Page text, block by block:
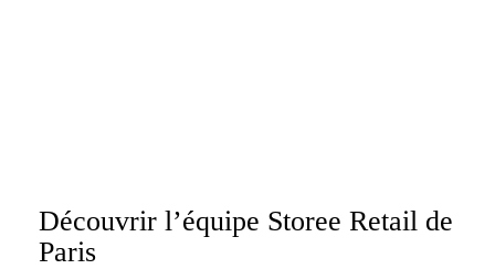
Découvrir l’équipe Storee Retail de
Paris